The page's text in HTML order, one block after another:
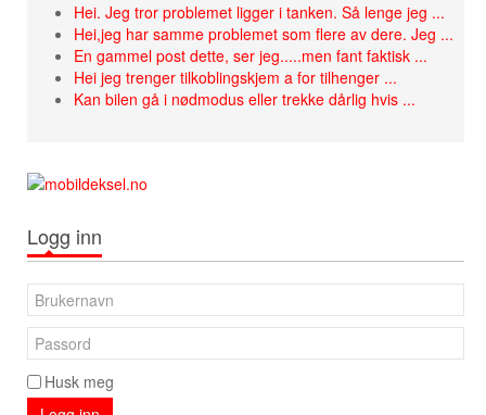
Hei. Jeg tror problemet ligger i tanken. Så lenge jeg ...
Hei,jeg har samme problemet som flere av dere. Jeg ...
En gammel post dette, ser jeg.....men fant faktisk ...
Hei jeg trenger tilkoblingskjem a for tilhenger ...
Kan bilen gå i nødmodus eller trekke dårlig hvis ...
Logg inn
Husk meg